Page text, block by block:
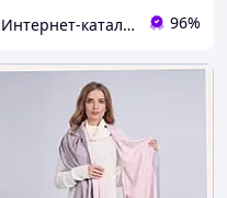
Интернет-ка​талог ски​д​​ок "ХО-РО-ШО!" 96%